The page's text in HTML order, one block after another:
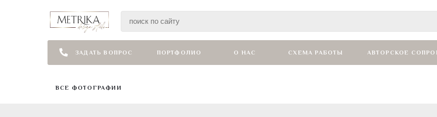
ЗАДАТЬ ВОПРОС ПОРТФОЛИО О НАС СХЕМА РАБОТЫ АВТОРСКОЕ
ВСЕ ФОТОГРАФИИ